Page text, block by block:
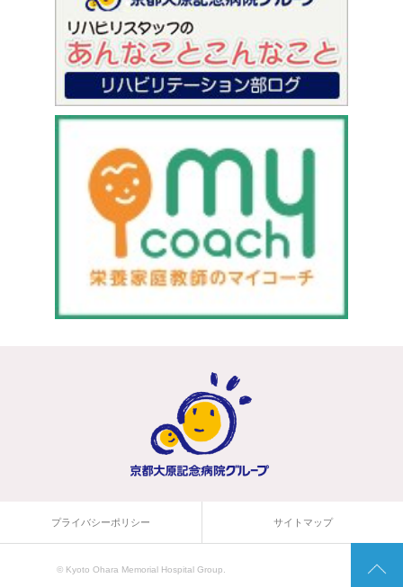
プライバシーポリシー サイトマップ
© Kyoto Ohara Memorial Hospital Group.